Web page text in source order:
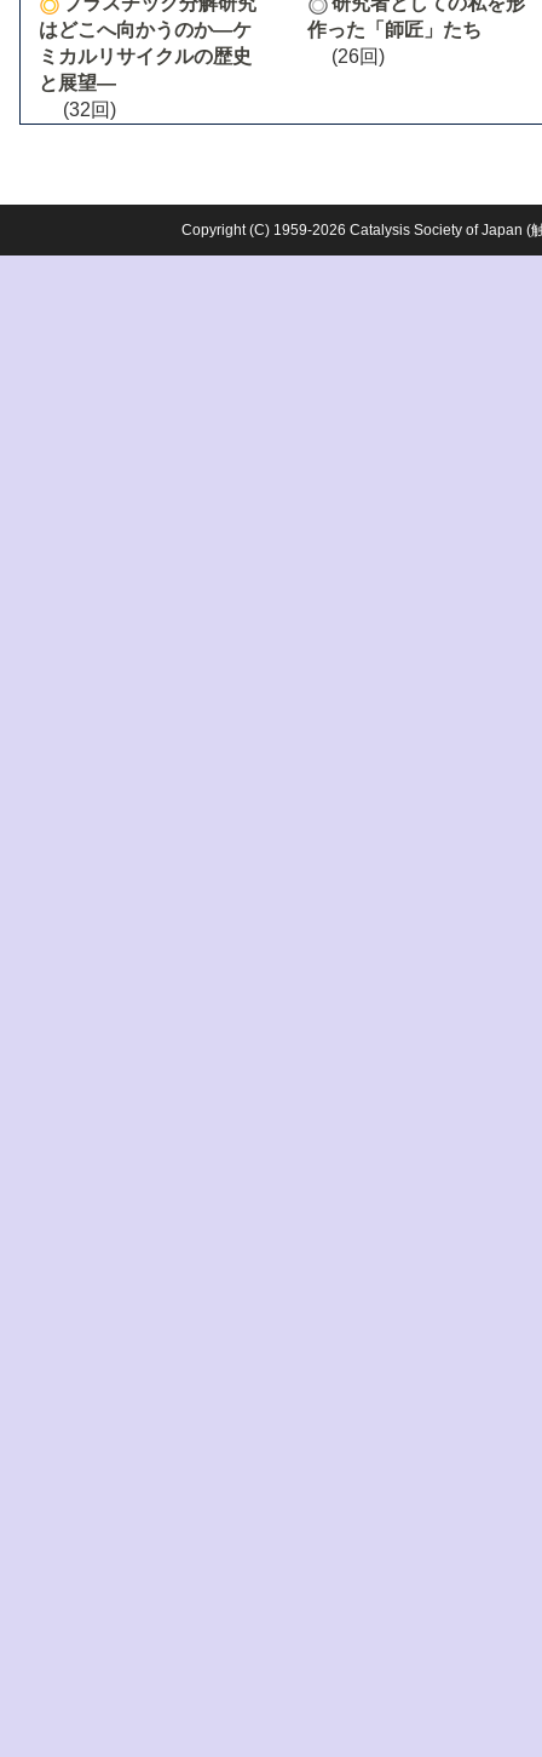
はどこへ向かうのか―ケ
ミカルリサイクルの歴史
と展望―
(32回)
作った「師匠」たち
(26回)
Copyright (C) 1959-2026 Catalysis Society of Japan (